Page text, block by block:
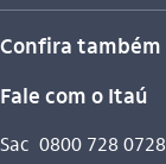
Confira também
Fale com o Itaú
Sac 0800 728 0728